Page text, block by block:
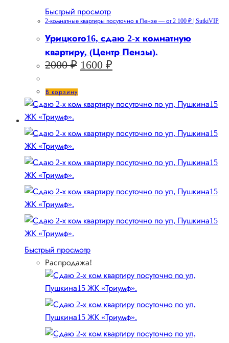
Быстрый просмотр
2-комнатные квартиры посуточно в Пензе — от 2 100 ₽ | SutkiVIP
Урицкого16, сдаю 2-х комнатную
квартиру, (Центр Пензы).
2000₽ Первоначальная
1600 ₽
В корзину
Быстрый просмотр
Распродажа!